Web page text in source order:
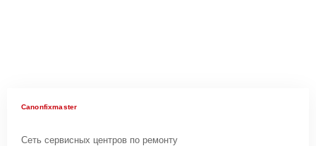
Canonfixmaster
Сеть сервисных центров по ремонту